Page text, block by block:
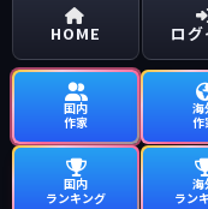
HOME ログ
国内
作家
海
作
国内
ランキング
海
ラン